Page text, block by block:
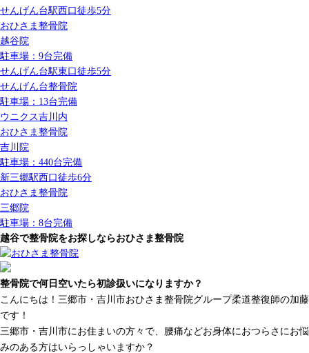
せんげん台駅西口 徒歩5分
おひさま整骨院
越谷院
駐車場：9台完備
せんげん台駅東口 徒歩5分
せんげん台整骨院
駐車場：13台完備
ウニクス吉川内
おひさま整骨院
吉川院
駐車場：440台完備
新三郷駅西口 徒歩6分
おひさま整骨院
三郷院
駐車場：8台完備
越谷で整骨院をお探しならおひさま整骨院
整骨院で何日空いたら初診扱いになりますか？
こんにちは！三郷市・吉川市おひさま整骨院グループ柔道整復師の加藤
です！
三郷市・吉川市にお住まいの方々で、腰痛などお身体におつらさにお悩
みのある方はいらっしゃいますか？